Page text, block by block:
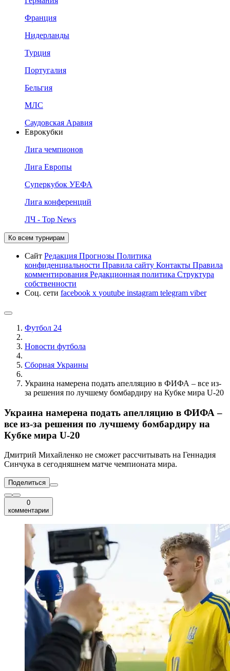
Франция
Нидерланды
Турция
Португалия
Бельгия
МЛС
Саудовская Аравия
Еврокубки
Лига чемпионов
Лига Европы
Суперкубок УЕФА
Лига конференций
ЛЧ - Top News
Ко всем турнирам
Сайт Редакция Прогнозы Политика
конфиденциальности Правила сайту Контакты Правила
комментирования Редакционная политика Структура
собственности
Соц. сети facebook x youtube instagram telegram viber
Футбол 24
Новости футбола
Сборная Украины
Украина намерена подать апелляцию в ФИФА – все из-
за решения по лучшему бомбардиру на Кубке мира U-20
Украина намерена подать апелляцию в ФИФА –
все из-за решения по лучшему бомбардиру на
Кубке мира U-20
Дмитрий Михайленко не сможет рассчитывать на Геннадия
Синчука в сегодняшнем матче чемпионата мира.
Поделиться
0
комментарии